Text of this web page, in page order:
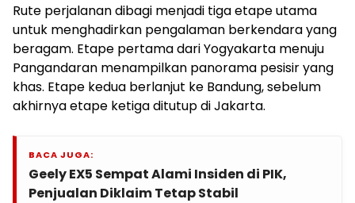
Rute perjalanan dibagi menjadi tiga etape utama
untuk menghadirkan pengalaman berkendara yang
beragam. Etape pertama dari Yogyakarta menuju
Pangandaran menampilkan panorama pesisir yang
khas. Etape kedua berlanjut ke Bandung, sebelum
akhirnya etape ketiga ditutup di Jakarta.
BACA JUGA:
Geely EX5 Sempat Alami Insiden di PIK,
Penjualan Diklaim Tetap Stabil